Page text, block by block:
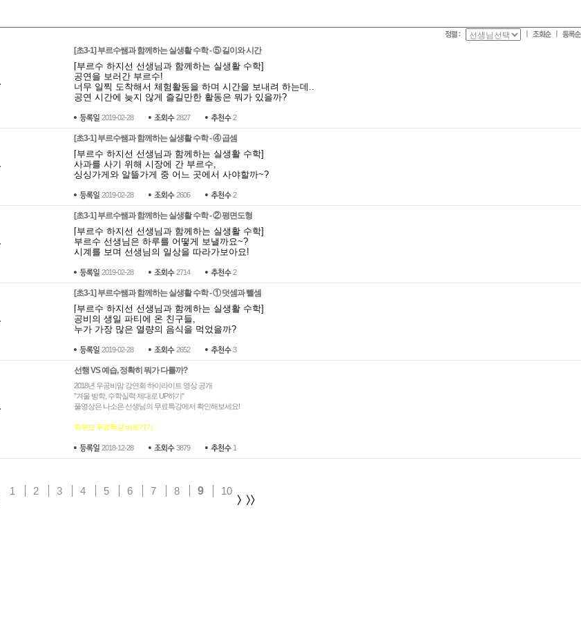
ㅣ
[초3-1] 부르수쌤과 함께하는 실생활 수학 - ⑤ 길이와 시간
[부르수 하지선 선생님과 함께하는 실생활 수학]
공연을 보러간 부르수!
너무 일찍 도착해서 체험활동을 하며 시간을 보내려 하는데..
공연 시간에 늦지 않게 즐길만한 활동은 뭐가 있을까?
2019-02-28 2827 2
[초3-1] 부르수쌤과 함께하는 실생활 수학 - ④ 곱셈
[부르수 하지선 선생님과 함께하는 실생활 수학]
사과를 사기 위해 시장에 간 부르수,
싱싱가게와 알뜰가게 중 어느 곳에서 사야할까~?
2019-02-28 2606 2
[초3-1] 부르수쌤과 함께하는 실생활 수학 - ② 평면도형
[부르수 하지선 선생님과 함께하는 실생활 수학]
부르수 선생님은 하루를 어떻게 보낼까요~?
시계를 보며 선생님의 일상을 따라가보아요!
2019-02-28 2714 2
[초3-1] 부르수쌤과 함께하는 실생활 수학 - ① 덧셈과 뺄셈
[부르수 하지선 선생님과 함께하는 실생활 수학]
공비의 생일 파티에 온 친구들,
누가 가장 많은 열량의 음식을 먹었을까?
2019-02-28 2652 3
선행 VS 예습, 정확히 뭐가 다를까?
2018년 우공비맘 강연회 하이라이트 영상 공개
"겨울 방학, 수학실력 제대로 UP하기"
풀영상은 나소은 선생님의 무료특강에서 확인해보세요!
학부모 무료특강 바로가기
2018-12-28 3879 1
1 2 3 4 5 6 7 8 9 10